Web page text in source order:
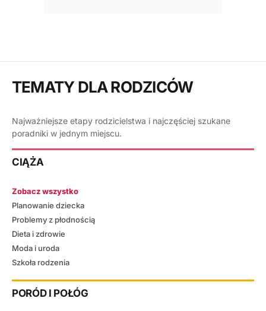
TEMATY DLA RODZICÓW
Najważniejsze etapy rodzicielstwa i najczęściej szukane
poradniki w jednym miejscu.
CIĄŻA
Zobacz wszystko
Planowanie dziecka
Problemy z płodnością
Dieta i zdrowie
Moda i uroda
Szkoła rodzenia
PORÓD I POŁÓG